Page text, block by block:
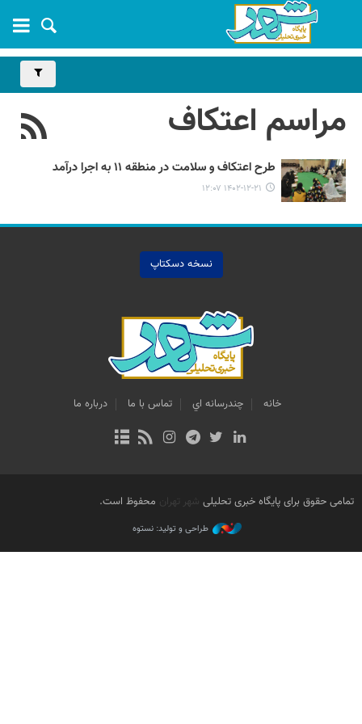
مراسم اعتکاف
طرح اعتکاف و سلامت در منطقه ۱۱ به اجرا درآمد
۱۴۰۲-۱۲-۲۱ ۱۲:۰۷
نسخه دسکتاپ
خانه چندرسانه اي تماس با ما درباره ما
تمامی حقوق برای پایگاه خبری تحلیلی شهر تهران محفوظ است.
طراحی و تولید: نستوه